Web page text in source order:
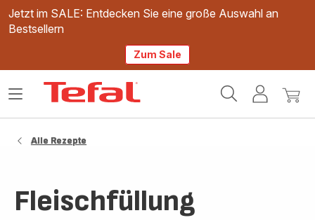
Jetzt im SALE: Entdecken Sie eine große Auswahl an
Bestsellern
Zum Sale
Mein
Mein
Das
Alle Rezepte
Fleischfüllung